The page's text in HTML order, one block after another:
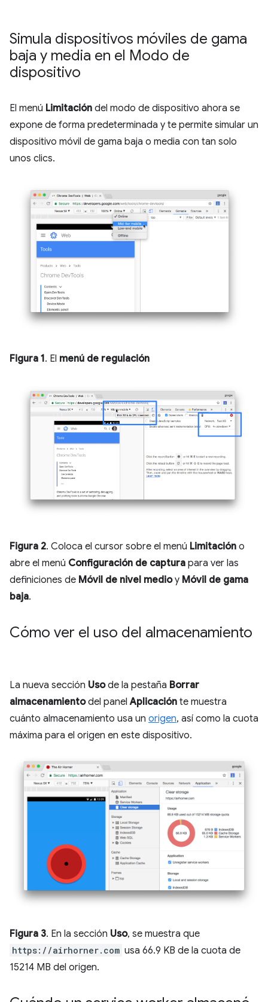
Simula dispositivos móviles de gama
baja y media en el Modo de
dispositivo
El menú Limitación del modo de dispositivo ahora se
expone de forma predeterminada y te permite simular un
dispositivo móvil de gama baja o media con tan solo
unos clics.
Figura 1. El menú de regulación
Figura 2. Coloca el cursor sobre el menú Limitación o
abre el menú Configuración de captura para ver las
definiciones de Móvil de nivel medioy Móvil de gama
baja.
Cómo ver el uso del almacenamiento
La nueva sección Usode la pestaña Borrar
almacenamientodel panelAplicación te muestra
cuánto almacenamiento usa un origen, así como la cuota
máxima para el origen en este dispositivo.
Figura 3. En la sección Uso, se muestra que
https://airhorner.com usa 66.9 KB de la cuota de
15214 MB del origen.